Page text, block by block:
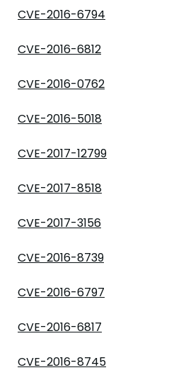
CVE-2016-6794
CVE-2016-6812
CVE-2016-0762
CVE-2016-5018
CVE-2017-12799
CVE-2017-8518
CVE-2017-3156
CVE-2016-8739
CVE-2016-6797
CVE-2016-6817
CVE-2016-8745